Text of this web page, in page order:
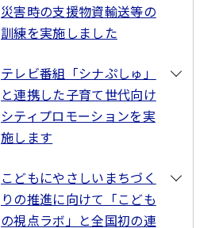
災害時の支援物資輸送等の
訓練を実施しました
テレビ番組「シナぷしゅ」
と連携した子育て世代向け
シティプロモーションを実
施します
こどもにやさしいまちづく
りの推進に向けて「こども
の視点ラボ」と全国初の連